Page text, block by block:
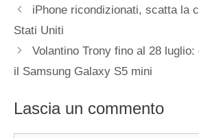
iPhone ricondizionati, scatta la
Stati Uniti
Volantino Trony fino al 28
il Samsung Galaxy S5 mini
Lascia un commento